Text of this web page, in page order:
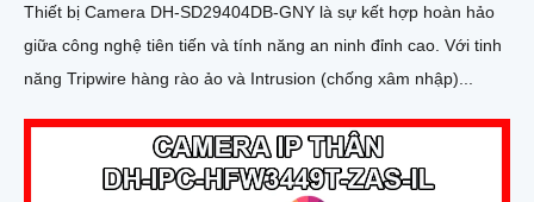
Thiết bị Camera DH-SD29404DB-GNY là sự kết hợp hoàn hảo
giữa công nghệ tiên tiến và tính năng an ninh đỉnh cao. Với tinh
năng Tripwire hàng rào ảo và Intrusion (chống xâm nhập)...